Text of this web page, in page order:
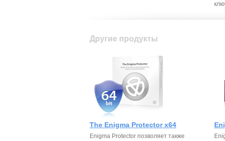
Другие продукты
The Enigma Protector x64
Enigma Protector позволяет также